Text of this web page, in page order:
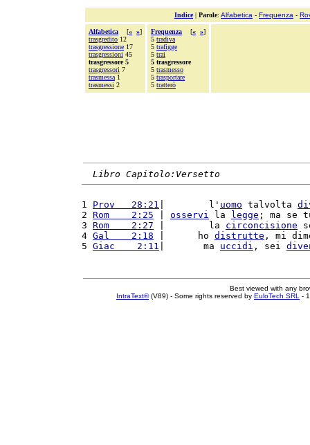
Indice| Parole: Alfabetica - Frequenza -
Alfabetica [« »]
trasgredito 12
trasgressione 17
trasgressioni 45
trasgressore 5
trasgressori 7
trasmessa 1
trasmessi 2
Frequenza [« »]
5 tradiva
5 trafigge
5 trai
5 trasgressore
5 trasmesso
5 trasportare
5 tratterò
Libro Capitolo:Versetto
1 Prov   28:21 |        l' uomo talvolta
2 Rom    2:25 osservi la legge ; ma se
3 Rom    2:27 |        la circoncisione
4 Gal    2:18 |      ho distrutte , mi
5 Giac    2:11 |       ma uccidi , sei
Best viewed with any
IntraText®(V89) - Some rights reserved by EuloTech SRL -